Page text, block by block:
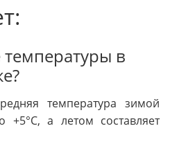
в
температура зимой
+5°C, а летом составляет